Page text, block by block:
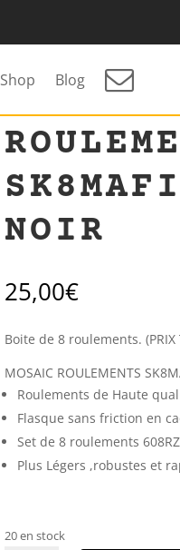
Shop Blog
NOIR
25,00€
Boite de 8 roulements. (PRIX
MOSAIC ROULEMENTS
Roulements de Haute
Flasque sans friction en
Set de 8 roulements
Plus Légers ,robustes et
20 en stock